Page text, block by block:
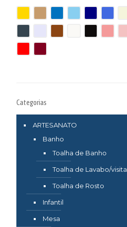
Categorias
ARTESANATO
Banho
Toalha de Banho
Toalha de Lavabo/visita
Toalha de Rosto
Infantil
Mesa